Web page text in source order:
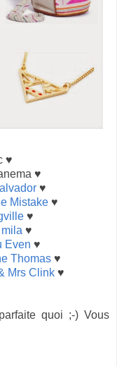
♥
♥
♥
Mistake ♥
♥
♥
Even ♥
Thomas♥
Mrs Clink♥
quoi ;-) Vous